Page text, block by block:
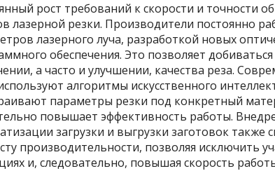
рост требований к скорости и точности
лазерной резки. Производители постоянно
лазерного луча, разработкой новых
обеспечения. Это позволяет
а часто и улучшении, качества реза.
алгоритмы искусственного
параметры резки под конкретный
повышает эффективность работы.
загрузки и выгрузки заготовок также
производительности, позволяя исключить
и, следовательно, повышая скорость